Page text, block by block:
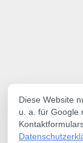
Diese Website
u. a. für Google